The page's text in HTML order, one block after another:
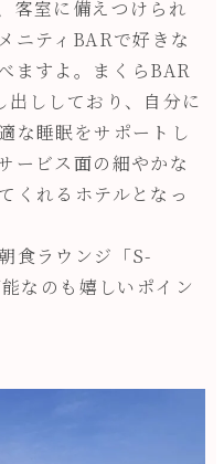
客室に備えつけられ
ニティBARで好きな
ますよ。まくらBAR
ししており、自分に
な睡眠をサポートし
ービス面の細やかな
くれるホテルとなっ
食ラウンジ「S-
なのも嬉しいポイン